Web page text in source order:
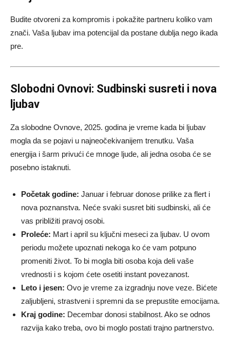
Budite otvoreni za kompromis i pokažite partneru koliko vam
znači. Vaša ljubav ima potencijal da postane dublja nego ikada
pre.
Slobodni Ovnovi: Sudbinski susreti i nova
ljubav
Za slobodne Ovnove, 2025. godina je vreme kada bi ljubav
mogla da se pojavi u najneočekivanijem trenutku. Vaša
energija i šarm privući će mnoge ljude, ali jedna osoba će se
posebno istaknuti.
Početak godine: Januar i februar donose prilike za flert i
nova poznanstva. Neće svaki susret biti sudbinski, ali će
vas približiti pravoj osobi.
Proleće: Mart i april su ključni meseci za ljubav. U ovom
periodu možete upoznati nekoga ko će vam potpuno
promeniti život. To bi mogla biti osoba koja deli vaše
vrednosti i s kojom ćete osetiti instant povezanost.
Leto i jesen: Ovo je vreme za izgradnju nove veze. Bićete
zaljubljeni, strastveni i spremni da se prepustite emocijama.
Kraj godine: Decembar donosi stabilnost. Ako se odnos
razvija kako treba, ovo bi moglo postati trajno partnerstvo.